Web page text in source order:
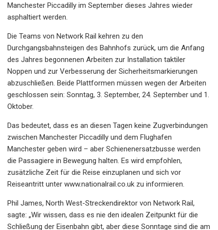
Manchester Piccadilly im September dieses Jahres wieder
asphaltiert werden.
Die Teams von Network Rail kehren zu den
Durchgangsbahnsteigen des Bahnhofs zurück, um die Anfang
des Jahres begonnenen Arbeiten zur Installation taktiler
Noppen und zur Verbesserung der Sicherheitsmarkierungen
abzuschließen. Beide Plattformen müssen wegen der Arbeiten
geschlossen sein: Sonntag, 3. September, 24. September und 1.
Oktober.
Das bedeutet, dass es an diesen Tagen keine Zugverbindungen
zwischen Manchester Piccadilly und dem Flughafen
Manchester geben wird – aber Schienenersatzbusse werden
die Passagiere in Bewegung halten. Es wird empfohlen,
zusätzliche Zeit für die Reise einzuplanen und sich vor
Reiseantritt unter www.nationalrail.co.uk zu informieren.
Phil James, North West-Streckendirektor von Network Rail,
sagte: „Wir wissen, dass es nie den idealen Zeitpunkt für die
Schließung der Eisenbahn gibt, aber diese Sonntage sind die am